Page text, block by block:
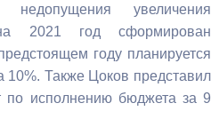
увеличения
2021 год сформирован
году планируется
10%. Также Цоков представил
по исполнению бюджета за 9